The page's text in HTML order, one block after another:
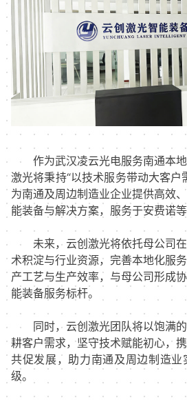
作为武汉凌云光电服务南通本
激光将秉持“以技术服务带动大客户
为南通及周边制造业企业提供高效
能装备与解决方案，服务于安费诺等
未来，云创激光将依托母公司
术积淀与行业资源，完善本地化服
产工艺与生产效率，与母公司形成
能装备服务标杆。
同时，云创激光团队将以饱满
耕客户需求，坚守技术赋能初心，
共促发展，助力南通及周边制造
级。